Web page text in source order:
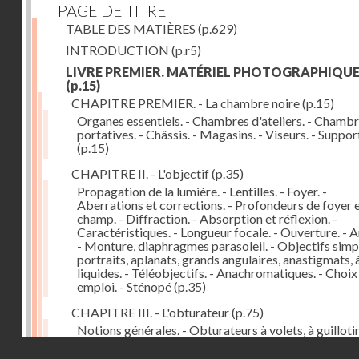
PAGE DE TITRE
TABLE DES MATIÈRES (p.629)
INTRODUCTION (p.r5)
LIVRE PREMIER. MATÉRIEL PHOTOGRAPHIQUE
(p.15)
CHAPITRE PREMIER. - La chambre noire(p.15)
Organes essentiels. - Chambres d'ateliers. -
portatives. - Châssis. - Magasins. - Viseurs. -
(p.15)
CHAPITRE II. - L'objectif(p.35)
Propagation de la lumière. - Lentilles. - Foyer. -
Aberrations et corrections. - Profondeurs de foyer
champ. - Diffraction. - Absorption et réflexion. -
Caractéristiques. - Longueur focale. - Ouverture. -
- Monture, diaphragmes parasoleil. - Objectifs
portraits, aplanats, grands angulaires, anastigmats,
liquides. - Téléobjectifs. - Anachromatiques. -
emploi. - Sténopé(p.35)
CHAPITRE III. - L'obturateur(p.75)
Notions générales. - Obturateurs à volets, à